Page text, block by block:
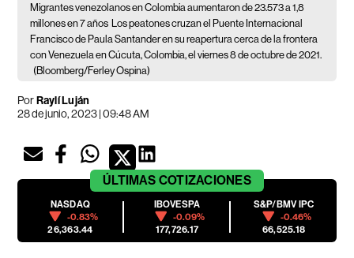
Migrantes venezolanos en Colombia aumentaron de 23.573 a 1,8
millones en 7 años
Los peatones cruzan el Puente Internacional
Francisco de Paula Santander en su reapertura cerca de la frontera
con Venezuela en Cúcuta, Colombia, el viernes 8 de octubre de 2021.
(Bloomberg/Ferley Ospina)
PorRaylí Luján
28 de junio, 2023 | 09:48 AM
ÚLTIMAS COTIZACIONES
NASDAQ
-0.83%
26,363.44
IBOVESPA
-0.09%
177,726.17
S&P/BMV IPC
-0.46%
66,525.18